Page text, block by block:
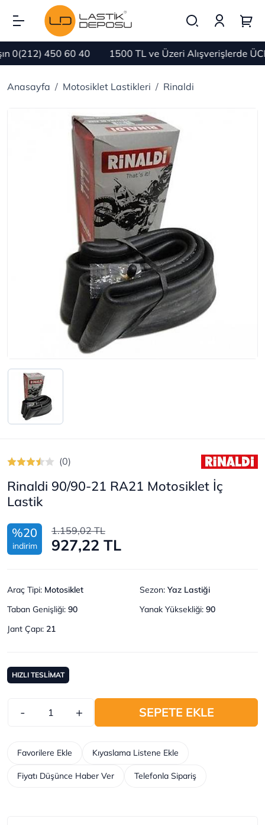
450 60 40 1500 TL ve Üzeri Alışverişlerde
Anasayfa Motosiklet Lastikleri Rinaldi
(0)
Rinaldi 90/90-21 RA21 Motosiklet İç
Lastik
%20
indirim
1.159,02 TL
927,22 TL
Araç Tipi: Motosiklet Sezon: Yaz Lastiği
Taban Genişliği: 90 Yanak Yüksekliği: 90
Jant Çapı: 21
HIZLI TESLİMAT
- + SEPETE EKLE
Telefonla Sipariş
Kıyaslama Listene Ekle
Favorilere Ekle
Fiyatı Düşünce Haber Ver